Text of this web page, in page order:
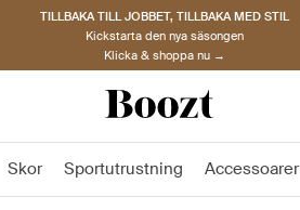
TILLBAKA TILL JOBBET, TILLBAKA MED STIL
Kickstarta den nya säsongen
Klicka & shoppa nu →
Skor Sportutrustning Accessoarer